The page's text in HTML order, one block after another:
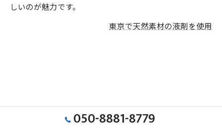
しいのが魅力です。
東京で天然素材の液剤を使用
050-8881-8779